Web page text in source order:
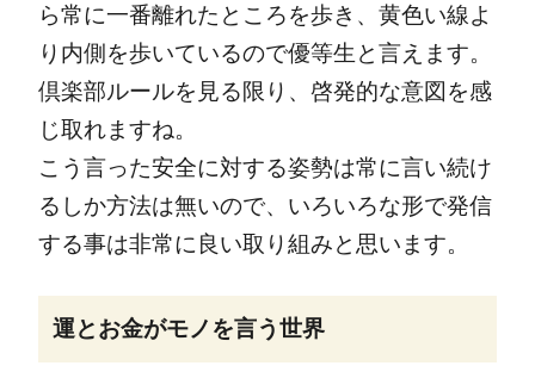
ら常に一番離れたところを歩き、黄色い線よ
り内側を歩いているので優等生と言えます。
倶楽部ルールを見る限り、啓発的な意図を感
じ取れますね。
こう言った安全に対する姿勢は常に言い続け
るしか方法は無いので、いろいろな形で発信
する事は非常に良い取り組みと思います。
運とお金がモノを言う世界